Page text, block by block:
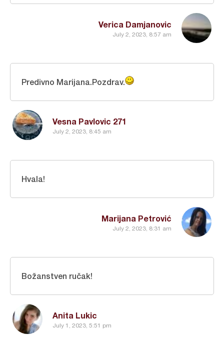
Verica Damjanovic
July 2, 2023, 8:57 am
Vesna Pavlovic 271
July 2, 2023, 8:45 am
Predivno Marijana.Pozdrav.
Marijana Petrović
July 2, 2023, 8:31 am
Hvala!
Anita Lukic
July 1, 2023, 5:51 pm
Božanstven ručak!